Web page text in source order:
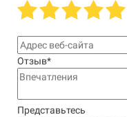
Отзыв*
Представьтесь